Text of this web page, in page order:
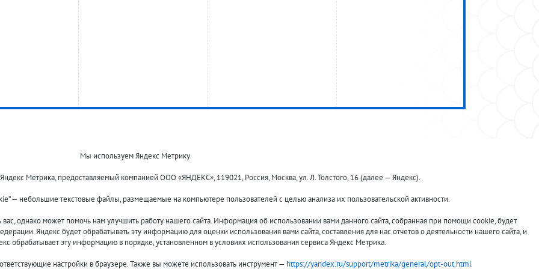
Оплата и доставка
О компании
Гарантия и сервис
Контакты
Помощь
Принимаем к оплате:
Мы используем Яндекс Метрику
Метрика, предоставляемый компанией ООО «ЯНДЕКС», 119021, Россия, Москва, ул. Л. Толстого, 16 (далее — Яндекс).
— небольшие текстовые файлы, размещаемые на компьютере пользователей с целью анализа их пользовательской активности.
однако может помочь нам улучшить работу нашего сайта. Информация об использовании вами данного сайта, собранная при помощи cookie, будет
Яндекс будет обрабатывать эту информацию для оценки использования вами сайта, составления для нас отчетов о деятельности нашего сайта, и
обрабатывает эту информацию в порядке, установленном в условиях использования сервиса Яндекс Метрика.
настройки в браузере. Также вы можете использовать инструмент — https://yandex.ru/support/metrika/general/opt-out.html